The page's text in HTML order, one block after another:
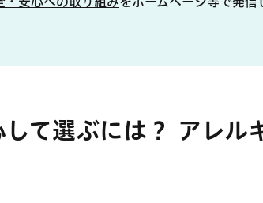
て選ぶには？ アレル